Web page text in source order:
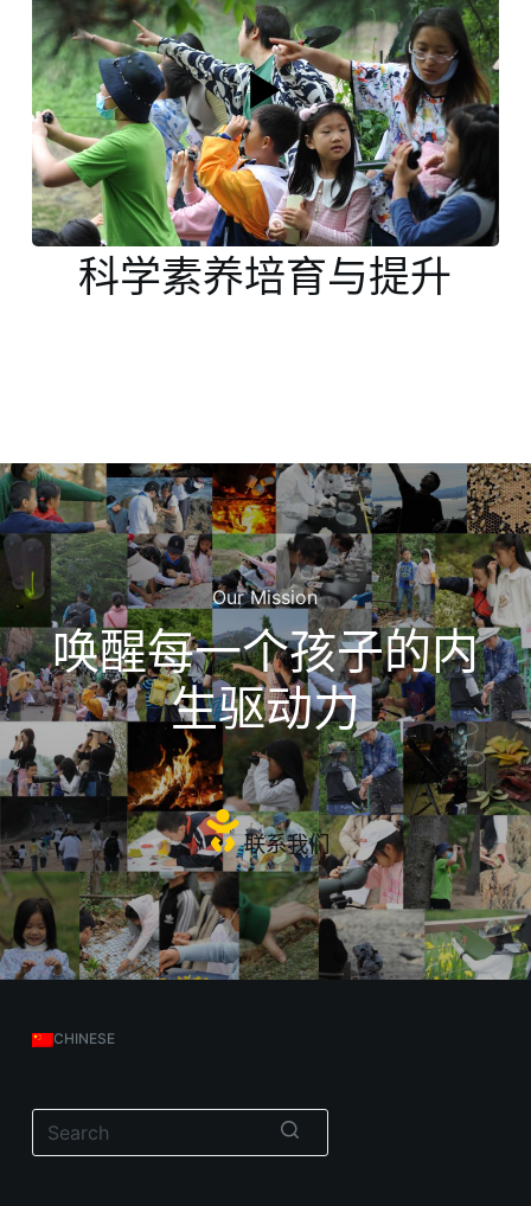
科学素养培育与提升
Our Mission
唤醒每一个孩子的内
生驱动力
联系我们
CHINESE